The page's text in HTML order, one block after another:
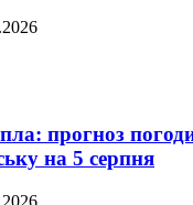
прогноз
на 5 серпня